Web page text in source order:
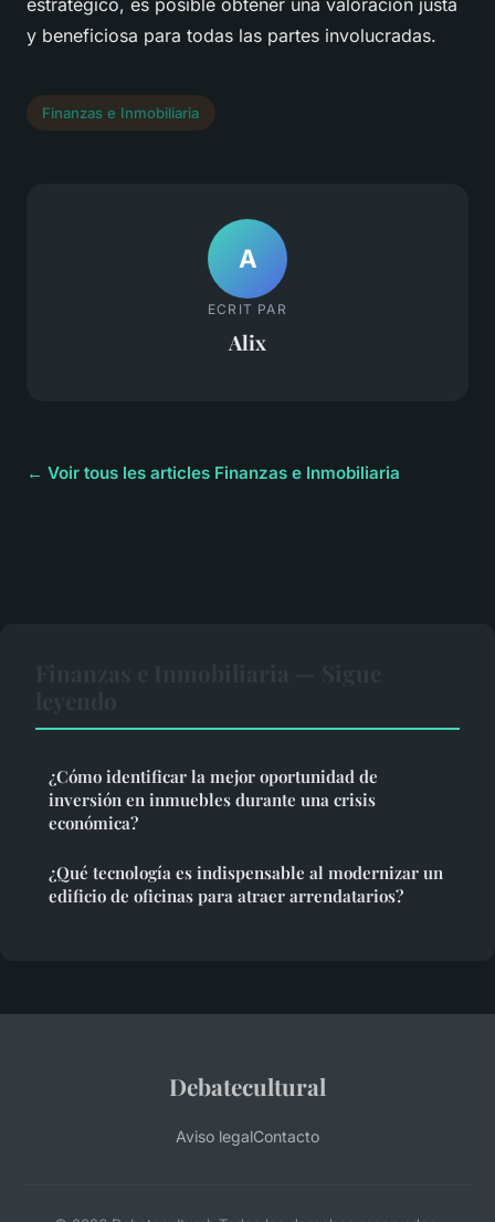
estratégico, es posible obtener una valoración justa
y beneficiosa para todas las partes involucradas.
Finanzas e Inmobiliaria
A
ECRIT PAR
Alix
← Voir tous les articles Finanzas e Inmobiliaria
¿Cómo identificar la mejor oportunidad de
inversión en inmuebles durante una crisis
económica?
¿Qué tecnología es indispensable al modernizar un
edificio de oficinas para atraer arrendatarios?
Debatecultural
Aviso legalContacto